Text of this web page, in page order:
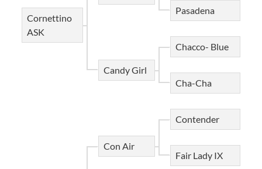
Cornettino
ASK
Candy Girl
Con Air
Pasadena
Chacco- Blue
Cha-Cha
Contender
Fair Lady IX